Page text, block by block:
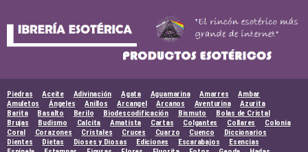
Piedras Aceite Adivinación Agata Aguamarina Amarres
Ambar
Amuletos
Ángeles Anillos Arcangel Arcanos Aventurina
Azurita
Barita
Basalto Berilo Biodescodificación Bismuto
Bolas de Cristal
Brujas
Budismo Calcita Amatista Cartas Colgantes Collares
Colonia
Coral
Corazones Cristales Cruces Cuarzo Cuenco
Diccionarios
Dientes
Dietas Dioses y Diosas Ediciones Escarabajos
Esencias